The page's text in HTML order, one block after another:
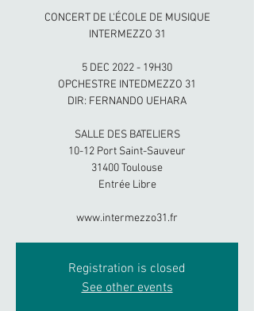
CONCERT DE L'ÉCOLE DE MUSIQUE
INTERMEZZO 31
5 DEC 2022 - 19H30
OPCHESTRE INTEDMEZZO 31
DIR: FERNANDO UEHARA
SALLE DES BATELIERS
10-12 Port Saint-Sauveur
31400 Toulouse
Entrée Libre
www.intermezzo31.fr
Registration is closed
See other events